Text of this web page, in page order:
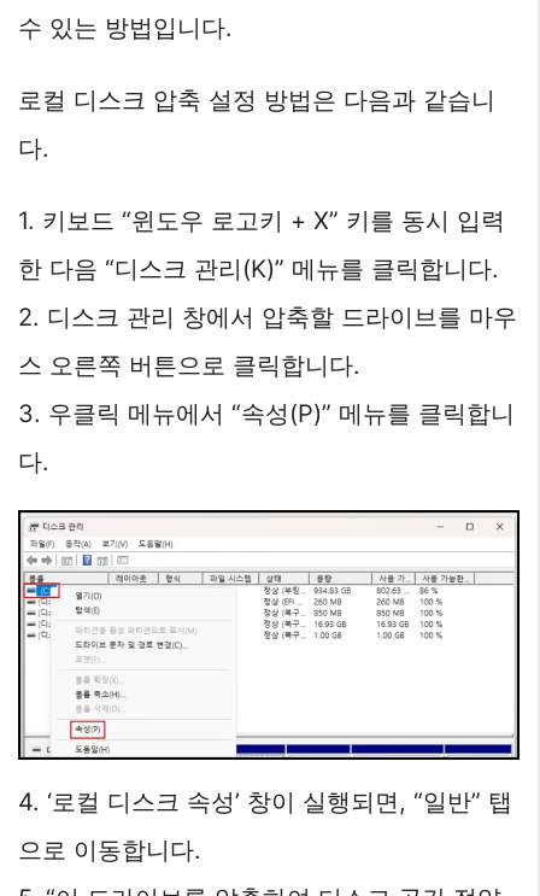
수 있는 방법입니다.
로컬 디스크 압축 설정 방법은 다음과 같습니
다.
1. 키보드 “윈도우 로고키 + X” 키를 동시 입력
한 다음 “디스크 관리(K)” 메뉴를 클릭합니다.
2. 디스크 관리 창에서 압축할 드라이브를 마우
스 오른쪽 버튼으로 클릭합니다.
3. 우클릭 메뉴에서 “속성(P)” 메뉴를 클릭합니
다.
4. ‘로컬 디스크 속성’ 창이 실행되면, “일반” 탭
으로 이동합니다.